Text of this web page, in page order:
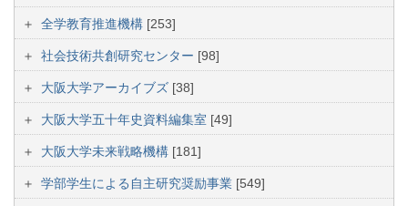
全学教育推進機構 [253]
社会技術共創研究センター [98]
大阪大学アーカイブズ [38]
大阪大学五十年史資料編集室 [49]
大阪大学未来戦略機構 [181]
学部学生による自主研究奨励事業 [549]